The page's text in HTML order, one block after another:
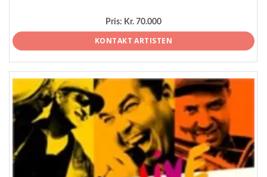
Pris: Kr. 70.000
KONTAKT ARTISTEN